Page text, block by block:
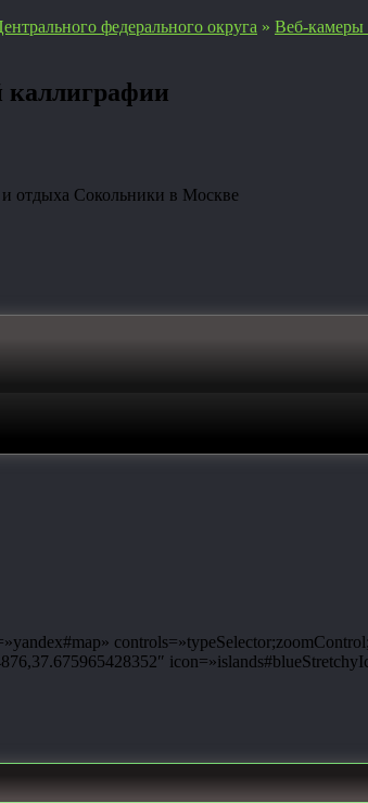
федерального округа » Веб-
каллиграфии
отдыха Сокольники в Москве